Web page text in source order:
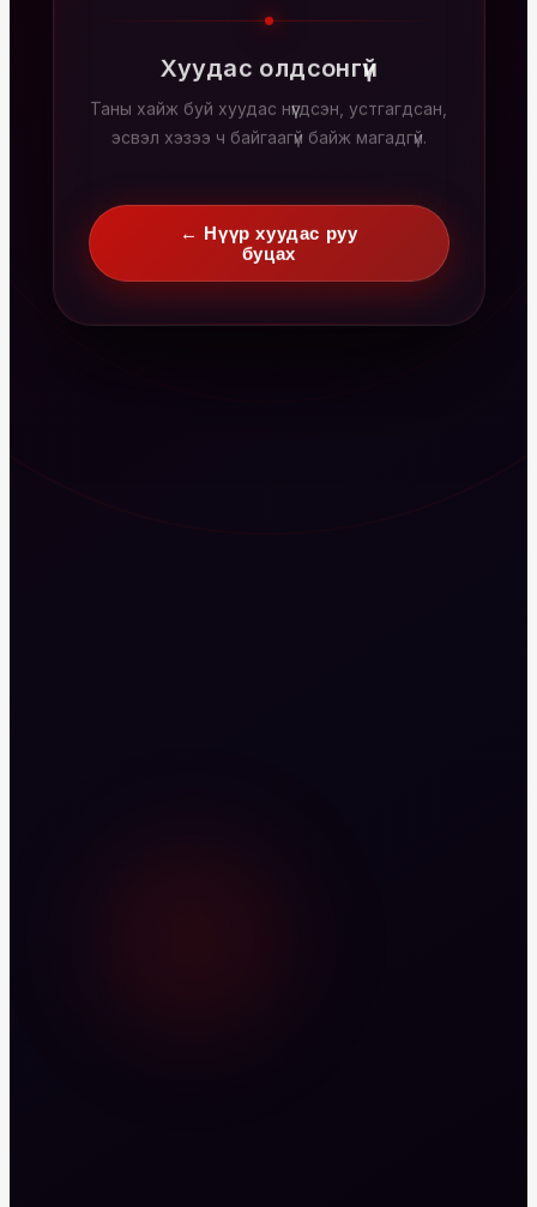
Хуудас олдсонгүй
Таны хайж буй хуудас нүүгдсэн, устгагдсан,
эсвэл хэзээ ч байгаагүй байж магадгүй.
← Нүүр хуудас руу
буцах